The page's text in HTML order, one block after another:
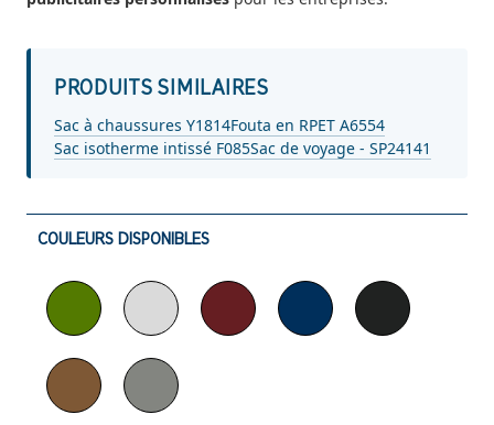
PRODUITS SIMILAIRES
Sac à chaussures Y1814Fouta en RPET A6554
Sac isotherme intissé F085Sac de voyage - SP24141
COULEURS DISPONIBLES